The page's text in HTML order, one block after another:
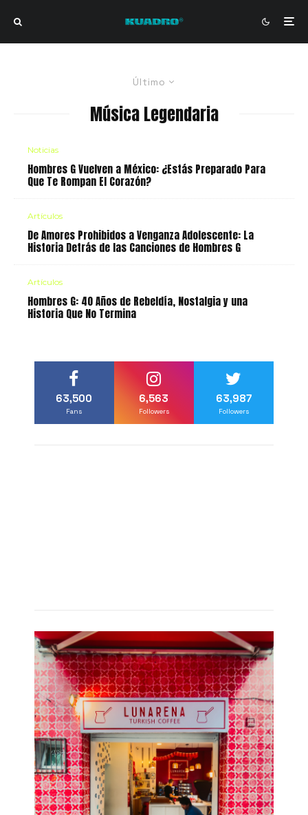
Último
Música Legendaria
Noticias
Hombres G Vuelven a México: ¿Estás Preparado Para
Que Te Rompan El Corazón?
Artículos
De Amores Prohibidos a Venganza Adolescente: La
Historia Detrás de las Canciones de Hombres G
Artículos
Hombres G: 40 Años de Rebeldía, Nostalgia y una
Historia Que No Termina
63,500
Fans
6,563
Followers
63,987
Followers